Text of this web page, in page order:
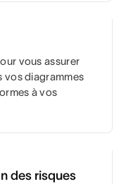
vous assurer
vos diagrammes
à vos
des risques